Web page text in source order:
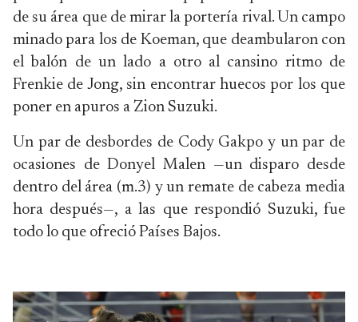
de su área que de mirar la portería rival. Un campo
minado para los de Koeman, que deambularon con
el balón de un lado a otro al cansino ritmo de
Frenkie de Jong, sin encontrar huecos por los que
poner en apuros a Zion Suzuki.
Un par de desbordes de Cody Gakpo y un par de
ocasiones de Donyel Malen —un disparo desde
dentro del área (m.3) y un remate de cabeza media
hora después—, a las que respondió Suzuki, fue
todo lo que ofreció Países Bajos.